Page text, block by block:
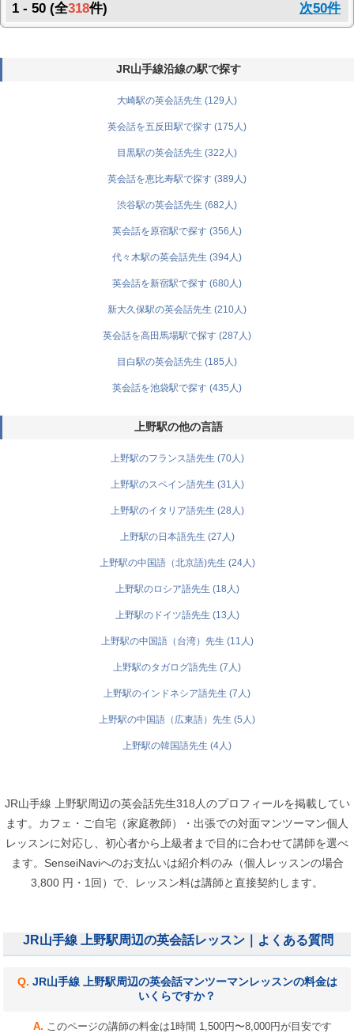
1 - 50 (全318件) 次50件
JR山手線沿線の駅で探す
大崎駅の英会話先生 (129人)
英会話を五反田駅で探す (175人)
目黒駅の英会話先生 (322人)
英会話を恵比寿駅で探す (389人)
渋谷駅の英会話先生 (682人)
英会話を原宿駅で探す (356人)
代々木駅の英会話先生 (394人)
英会話を新宿駅で探す (680人)
新大久保駅の英会話先生 (210人)
英会話を高田馬場駅で探す (287人)
目白駅の英会話先生 (185人)
英会話を池袋駅で探す (435人)
上野駅の他の言語
上野駅のフランス語先生 (70人)
上野駅のスペイン語先生 (31人)
上野駅のイタリア語先生 (28人)
上野駅の日本語先生 (27人)
上野駅の中国語（北京語)先生 (24人)
上野駅のロシア語先生 (18人)
上野駅のドイツ語先生 (13人)
上野駅の中国語（台湾）先生 (11人)
上野駅のタガログ語先生 (7人)
上野駅のインドネシア語先生 (7人)
上野駅の中国語（広東語）先生 (5人)
上野駅の韓国語先生 (4人)
JR山手線 上野駅周辺の英会話先生318人のプロフィールを掲載してい
ます。カフェ・ご自宅（家庭教師）・出張での対面マンツーマン個人
レッスンに対応し、初心者から上級者まで目的に合わせて講師を選べ
ます。SenseiNaviへのお支払いは紹介料のみ（個人レッスンの場合
3,800 円・1回）で、レッスン料は講師と直接契約します。
JR山手線 上野駅周辺の英会話レッスン｜よくある質問
JR山手線 上野駅周辺の英会話マンツーマンレッスンの料金は
いくらですか？
このページの講師の料金は1時間 1,500円〜8,000円が目安です